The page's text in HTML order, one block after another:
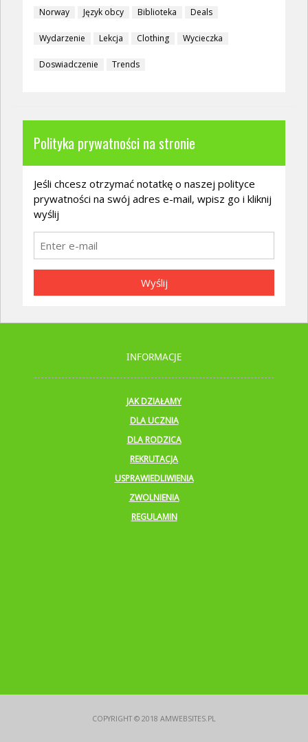
Norway Język obcy Biblioteka Deals
Wydarzenie Lekcja Clothing Wycieczka
Doswiadczenie Trends
Polityka prywatności na stronie
Jeśli chcesz otrzymać notatkę o naszej polityce
prywatności na swój adres e-mail, wpisz go i kliknij
wyślij
Wyślij
INFORMACJE
JAK DZIAŁAMY
DLA UCZNIA
DLA RODZICA
REKRUTACJA
USPRAWIEDLIWIENIA
ZWOLNIENIA
REGULAMIN
COPYRIGHT © 2018 AMWEBSITES.PL